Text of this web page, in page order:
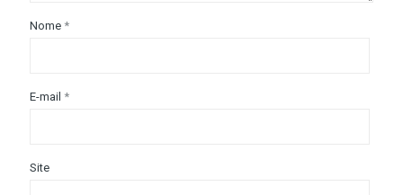
Nome *
E-mail *
Site